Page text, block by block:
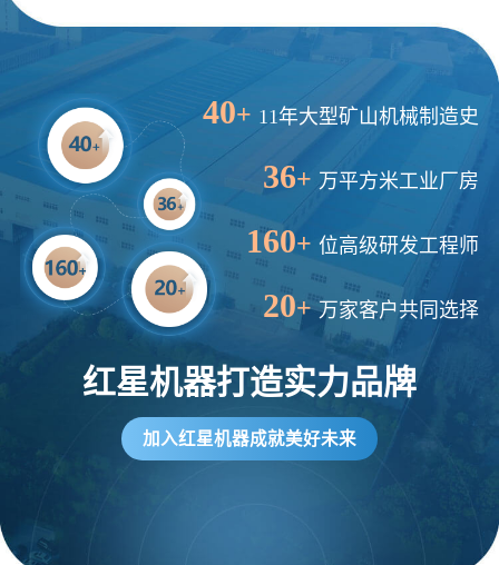
40+ 11年大型矿山机械制造史
36+ 万平方米工业厂房
160+ 位高级研发工程师
20+ 万家客户共同选择
红星机器打造实力品牌
加入红星机器成就美好未来